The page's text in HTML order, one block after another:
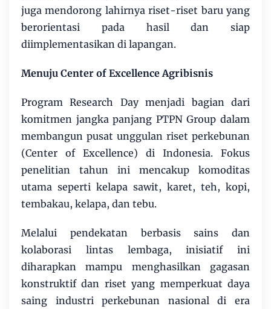
juga mendorong lahirnya riset-riset baru yang
berorientasi pada hasil dan siap
diimplementasikan di lapangan.
Menuju Center of Excellence Agribisnis
Program Research Day menjadi bagian dari
komitmen jangka panjang PTPN Group dalam
membangun pusat unggulan riset perkebunan
(Center of Excellence) di Indonesia. Fokus
penelitian tahun ini mencakup komoditas
utama seperti kelapa sawit, karet, teh, kopi,
tembakau, kelapa, dan tebu.
Melalui pendekatan berbasis sains dan
kolaborasi lintas lembaga, inisiatif ini
diharapkan mampu menghasilkan gagasan
konstruktif dan riset yang memperkuat daya
saing industri perkebunan nasional di era